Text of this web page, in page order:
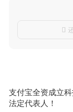

支付宝全资成立
法定代表人！